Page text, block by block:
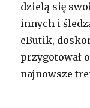
dzielą się
innych i
eButik,
przygotował
najnowsze